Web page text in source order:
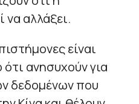
αλλάξει.
είναι
ανησυχούν για
δεδομένων που